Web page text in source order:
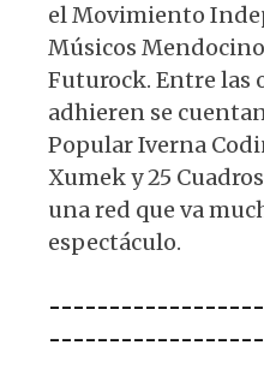
el Movimiento
Músicos
Futurock. Entre las
adhieren se
Popular Iverna
Xumek y 25
una red que va
espectáculo.